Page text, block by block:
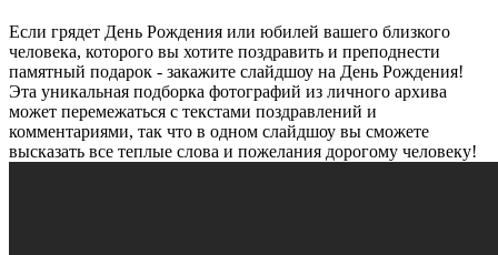
Если грядет День Рождения или юбилей вашего близкого
человека, которого вы хотите поздравить и преподнести
памятный подарок - закажите слайдшоу на День Рождения!
Эта уникальная подборка фотографий из личного архива
может перемежаться с текстами поздравлений и
комментариями, так что в одном слайдшоу вы сможете
высказать все теплые слова и пожелания дорогому человеку!